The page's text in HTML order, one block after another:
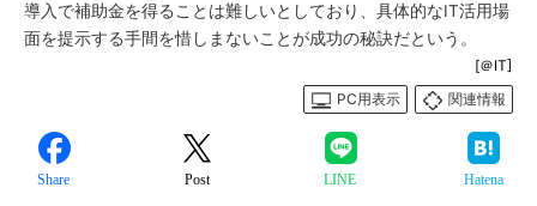
導入で補助金を得ることは難しいとしており、具体的なIT活用場
面を提示する手間を惜しまないことが成功の秘訣だという。
[＠IT]
PC用表示
関連情報
Share Post LINE Hatena